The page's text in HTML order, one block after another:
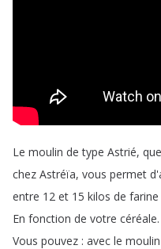
Le moulin de type Astrié, que
chez Astréïa, vous permet
entre 12 et 15 kilos de farine
En fonction de votre céréale.
Vous pouvez : avec le moulin